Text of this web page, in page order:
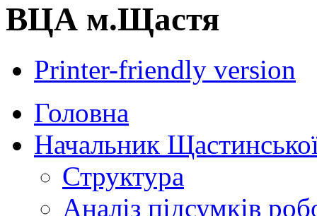
ВЦА м.Щастя
Printer-friendly version
Головна
Начальник
Структура
Аналіз підсумків